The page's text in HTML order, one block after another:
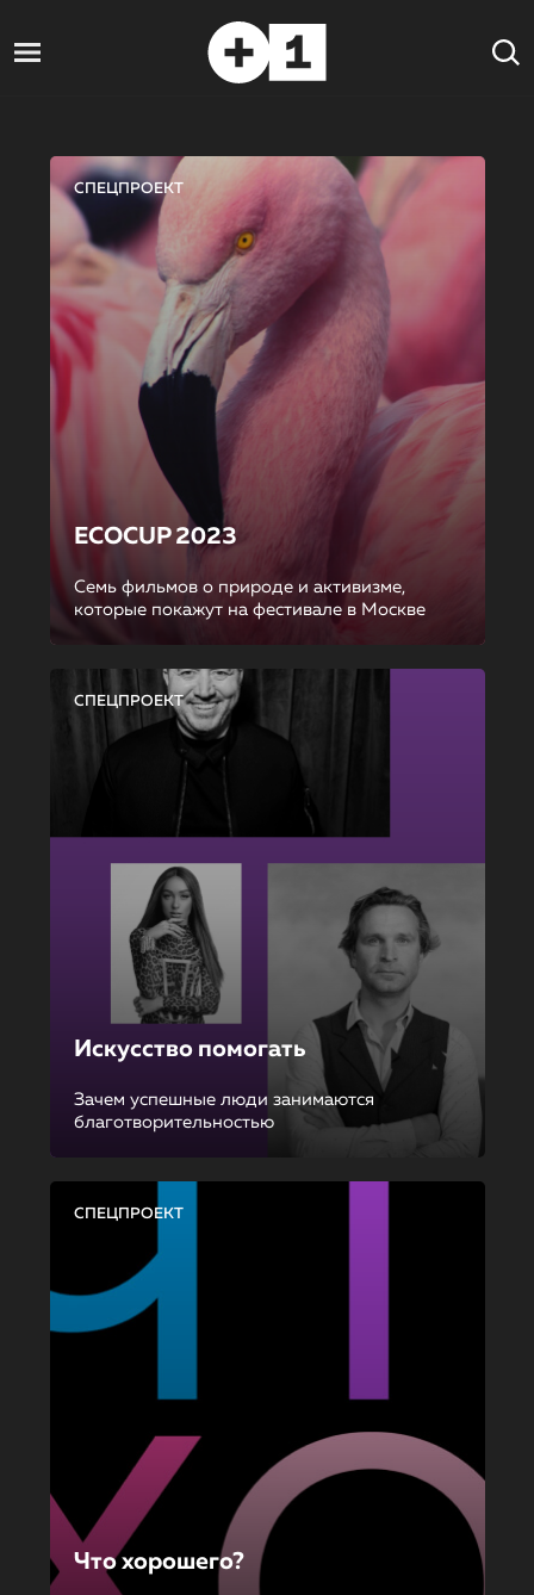
СПЕЦПРОЕКТ
ECOCUP 2023
Семь фильмов о природе и активизме,
которые покажут на фестивале в Москве
СПЕЦПРОЕКТ
Искусство помогать
Зачем успешные люди занимаются
благотворительностью
СПЕЦПРОЕКТ
Что хорошего?